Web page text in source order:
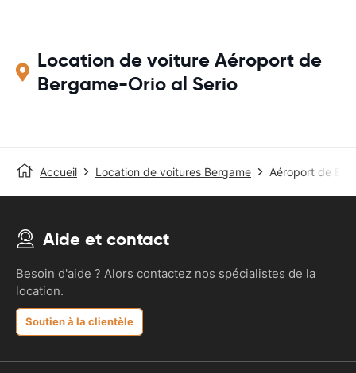
Location de voiture Aéroport de
Bergame-Orio al Serio
Accueil Location de voitures Bergame Aéroport de
Aide et contact
Besoin d'aide ? Alors contactez nos spécialistes de la
location.
Soutien à la clientèle